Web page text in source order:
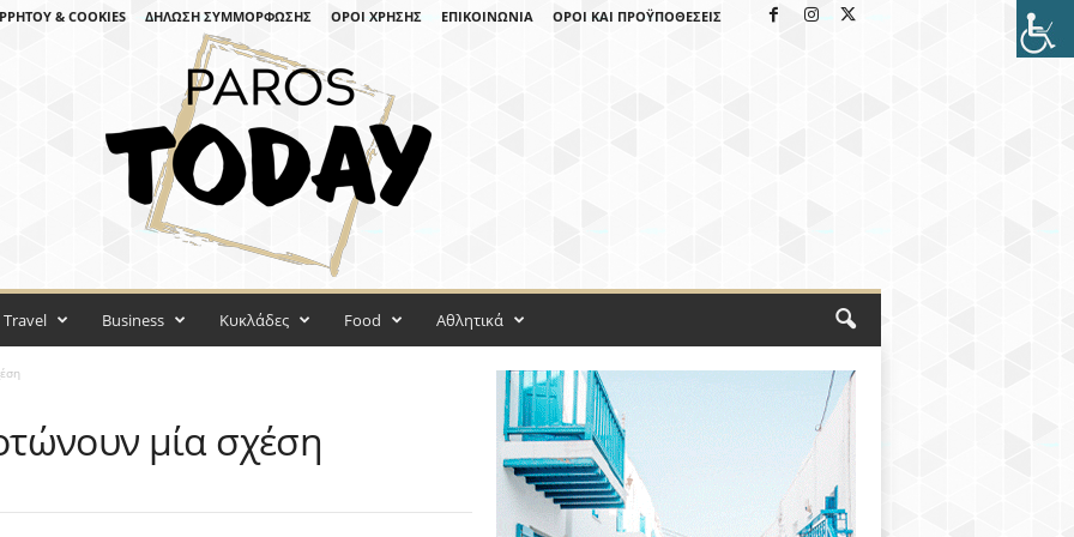
& COOKIES ΔΉΛΩΣΗ ΣΥΜΜΌΡΦΩΣΗΣ ΌΡΟΙ ΧΡΉΣΗΣ ΕΠΙΚΟΙΝΩΝΊΑ ΌΡΟΙ ΚΑΙ ΠΡΟΫΠΟΘΈΣΕΙΣ
Travel Business Κυκλάδες Food Αθλητικά
μία σχέση